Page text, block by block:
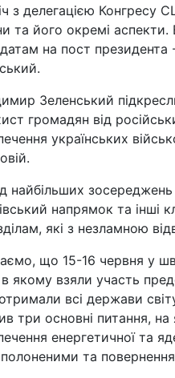
з делегацією Конгресу
та його окремі
на пост
Зеленський
громадян від
українських
найбільших
напрямок та інші
які з незламною
що 15-16 червня у
якому взяли участь
всі держави
три основні питання, на
енергетичної та
та